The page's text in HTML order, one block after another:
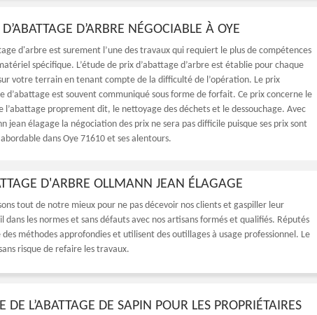
D’ABATTAGE D’ARBRE NÉGOCIABLE À OYE
d'arbre est surement l’une des travaux qui requiert le plus de compétences
spécifique. L’étude de prix d’abattage d’arbre est établie pour chaque
votre terrain en tenant compte de la difficulté de l’opération. Le prix
d’abattage est souvent communiqué sous forme de forfait. Ce prix concerne le
l’abattage proprement dit, le nettoyage des déchets et le dessouchage. Avec
jean élagage la négociation des prix ne sera pas difficile puisque ses prix sont
dans Oye 71610 et ses alentours.
D'ARBRE OLLMANN JEAN ÉLAGAGE
tout de notre mieux pour ne pas décevoir nos clients et gaspiller leur
les normes et sans défauts avec nos artisans formés et qualifiés. Réputés
méthodes approfondies et utilisent des outillages à usage professionnel. Le
risque de refaire les travaux.
DE L’ABATTAGE DE SAPIN POUR LES PROPRIÉTAIRES